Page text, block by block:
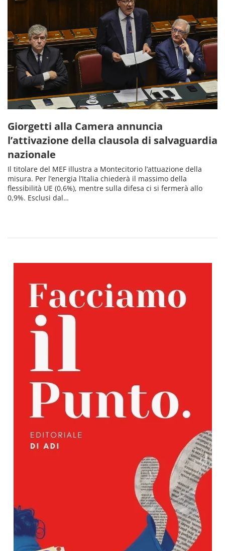
Giorgetti alla Camera annuncia
l’attivazione della clausola di salvaguardia
nazionale
Il titolare del MEF illustra a Montecitorio l’attuazione della
misura. Per l’energia l’Italia chiederà il massimo della
flessibilità UE (0,6%), mentre sulla difesa ci si fermerà allo
0,9%. Esclusi dal…